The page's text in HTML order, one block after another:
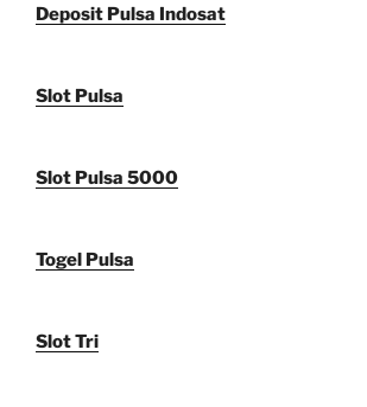
Deposit Pulsa Indosat
Slot Pulsa
Slot Pulsa 5000
Togel Pulsa
Slot Tri